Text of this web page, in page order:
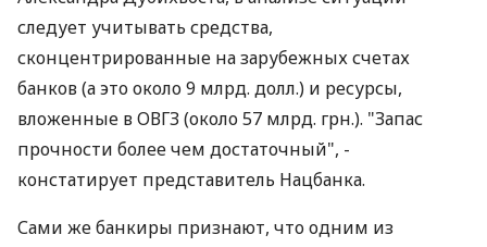
участившиеся перебои с ликвидностью на
межбанковском рынке (25 октября
средневзвешенная процентная ставка составляла
23,6%). В Нацбанке кризиса ликвидности в системе
не видят и говорят о существовании
"определенных дисбалансов". Так, по словам
Александра Дубихвоста, в анализе ситуации
следует учитывать средства,